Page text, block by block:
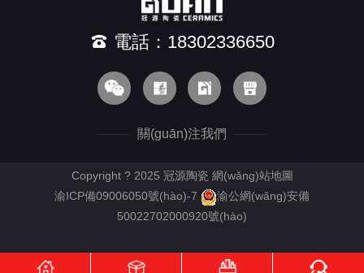
電話：18302336650
關(guān)注我們
Copyright ? 2025 冠源陶瓷 網(wǎng)站地圖
渝ICP備09006050號(hào)-7
渝公網(wǎng)安備
50022702000920號(hào)